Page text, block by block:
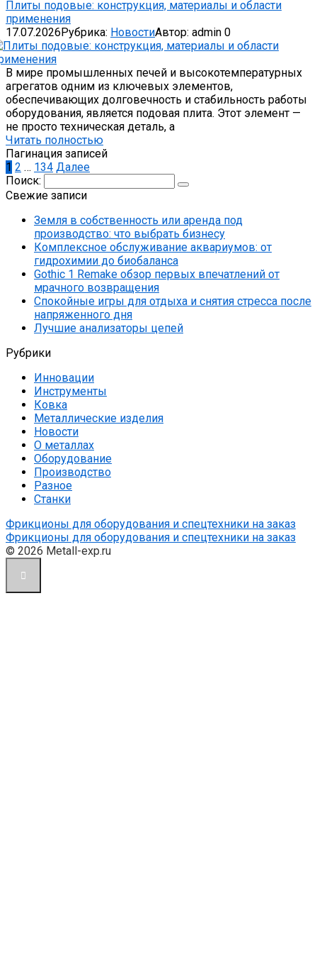
Плиты подовые: конструкция, материалы и области
применения
17.07.2026Рубрика: НовостиАвтор: admin 0
В мире промышленных печей и высокотемпературных
агрегатов одним из ключевых элементов,
обеспечивающих долговечность и стабильность работы
оборудования, является подовая плита. Этот элемент —
не просто техническая деталь, а
Читать полностью
Пагинация записей
1 2 … 134 Далее
Поиск:
Свежие записи
Земля в собственность или аренда под
производство: что выбрать бизнесу
Комплексное обслуживание аквариумов: от
гидрохимии до биобаланса
Gothic 1 Remake обзор первых впечатлений от
мрачного возвращения
Спокойные игры для отдыха и снятия стресса после
напряженного дня
Лучшие анализаторы цепей
Рубрики
Инновации
Инструменты
Ковка
Металлические изделия
Новости
О металлах
Оборудование
Производство
Разное
Станки
Фрикционы для оборудования и спецтехники на заказ
Фрикционы для оборудования и спецтехники на заказ
© 2026 Metall-exp.ru